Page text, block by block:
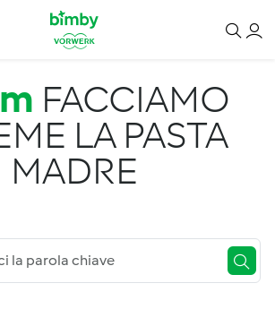
FACCIAMO
LA PASTA
MADRE